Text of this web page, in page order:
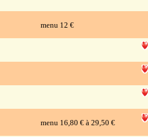
menu 12 €
menu 16,80 € à 29,50 €